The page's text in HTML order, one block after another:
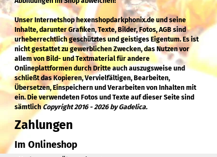
Unser Internetshop hexenshopdarkphonix.de und seine
Inhalte, darunter Grafiken, Texte, Bilder, Fotos, AGB sind
urheberrechtlich geschütztes und geistiges Eigentum. Es ist
nicht gestattet zu gewerblichen Zwecken, das Nutzen vor
allem von Bild- und Textmaterial für andere
Onlineplattformen durch Dritte auch auszugsweise und
schließt das Kopieren, Vervielfältigen, Bearbeiten,
Übersetzen, Einspeichern und Verarbeiten von Inhalten mit
ein. Die verwendeten Fotos und Texte auf dieser Seite sind
sämtlichCopyright 2016 - 2026 by Gadelica.
Zahlungen
Im Onlineshop